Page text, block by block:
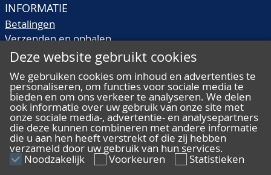
INFORMATIE
Betalingen
Verzenden en ophalen
Veilingtermen
Kwaliteitsomschrijvingen
Veelgestelde vragen
ALGEMEEN
Deze website gebruikt cookies
We gebruiken cookies om inhoud en advertenties te
personaliseren, om functies voor sociale media te
bieden en om ons verkeer te analyseren. We delen
ook informatie over uw gebruik van onze site met
onze sociale media-, advertentie- en analysepartners
die deze kunnen combineren met andere informatie
die u aan hen heeft verstrekt of die zij hebben
verzameld door uw gebruik van hun services.
Noodzakelijk Voorkeuren
Statistieken